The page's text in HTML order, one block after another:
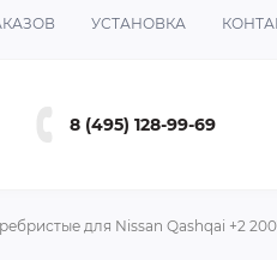
УСТАНОВКА
8 (495) 128-99-69
для Nissan Qashqai +2